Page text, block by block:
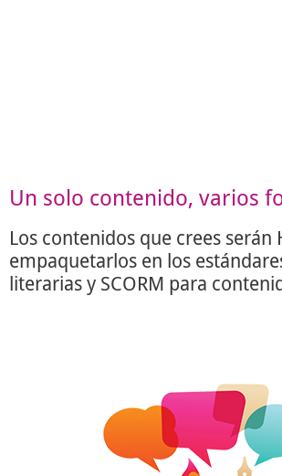
Un solo contenido, varios
Los contenidos que crees serán
empaquetarlos en los
literarias y SCORM para